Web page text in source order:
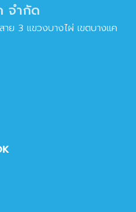
จำกัด
3 แขวงบางไผ่ เขตบางแค